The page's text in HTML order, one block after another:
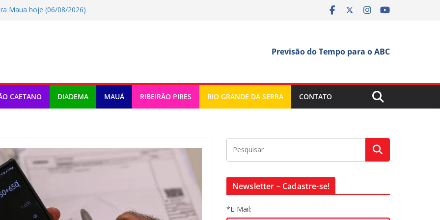
Maua hoje (06/08/2026)
Rio Grande Da Serra hoje
Ribeirao Pires hoje (06/08/2026)
Previsão do Tempo para o ABC
CAETANO DIADEMA MAUÁ RIBEIRÃO PIRES RIO GRANDE DA SERRA CONTATO
Newsletter – Cadastre-se!
*E-Mail: